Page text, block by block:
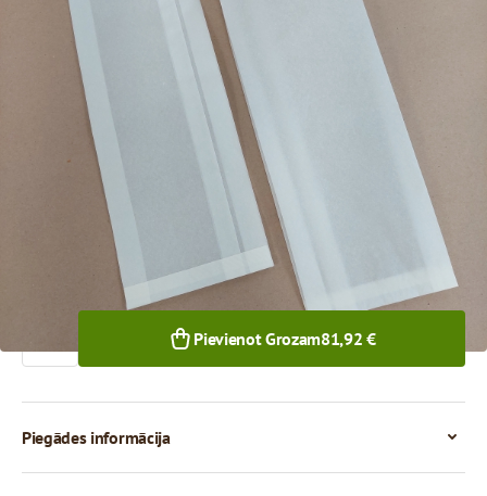
Izmērs:
110 x 35 x 330 mm
Prece ir pieejama saņemšanai pakomātā.
Cena par 1 000 gab.
81,92 €
1 000+ gab.
Pievienot Grozam81,92 €
Piegādes informācija